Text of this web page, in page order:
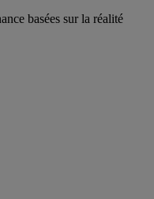
basées sur la réalité